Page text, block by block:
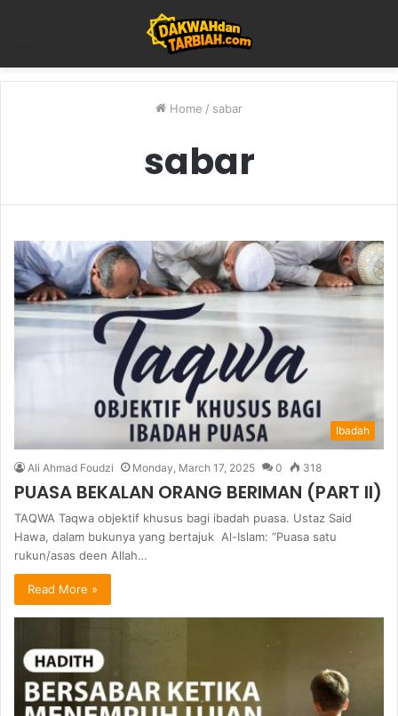
Home / sabar
sabar
Ibadah
Ali Ahmad Foudzi Monday, March 17, 2025 0 318
PUASA BEKALAN ORANG BERIMAN (PART II)
TAQWA Taqwa objektif khusus bagi ibadah puasa. Ustaz Said
Hawa, dalam bukunya yang bertajuk Al-Islam: “Puasa satu
rukun/asas deen Allah…
Read More »